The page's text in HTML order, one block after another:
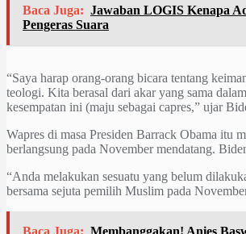
Baca Juga: Jawaban LOGIS Kenapa
Pengeras Suara
“Saya harap orang-orang bicara tentang
teologi. Kita berasal dari akar yang sama
kesempatan ini (maju sebagai capres,” ujar
Wapres di masa Presiden Barrack Obama itu
berlangsung pada November mendatang.
“Anda melakukan sesuatu yang belum
bersama sejuta pemilih Muslim pada